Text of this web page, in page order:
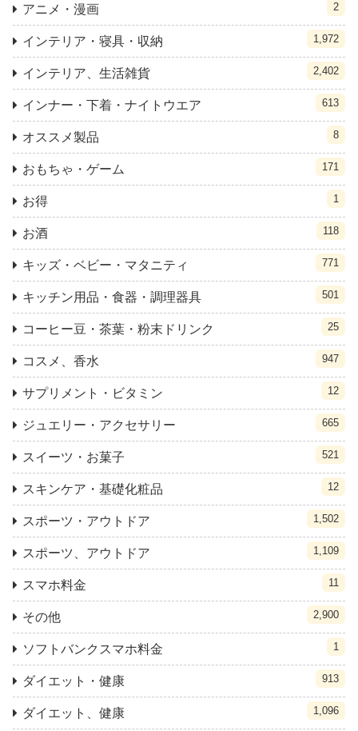
アニメ・漫画 2
インテリア・寝具・収納 1,972
インテリア、生活雑貨 2,402
インナー・下着・ナイトウエア 613
オススメ製品 8
おもちゃ・ゲーム 171
お得 1
お酒 118
キッズ・ベビー・マタニティ 771
キッチン用品・食器・調理器具 501
コーヒー豆・茶葉・粉末ドリンク 25
コスメ、香水 947
サプリメント・ビタミン 12
ジュエリー・アクセサリー 665
スイーツ・お菓子 521
スキンケア・基礎化粧品 12
スポーツ・アウトドア 1,502
スポーツ、アウトドア 1,109
スマホ料金 11
その他 2,900
ソフトバンクスマホ料金 1
ダイエット・健康 913
ダイエット、健康 1,096